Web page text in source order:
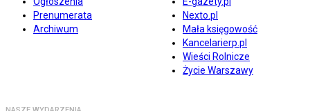
Prenumerata
Archiwum
Nexto.pl
Mała księgowość
Kancelarierp.pl
Wieści Rolnicze
Życie Warszawy